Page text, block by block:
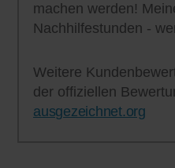
machen werden!
Nachhilfestunden -
Weitere
der offiziellen
ausgezeichnet.org